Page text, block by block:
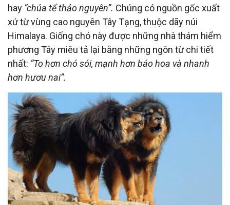
hay “chúa tể thảo nguyên”. Chúng có nguồn gốc xuất
xứ từ vùng cao nguyên Tây Tạng, thuộc dãy núi
Himalaya. Giống chó này được những nhà thám hiểm
phương Tây miêu tả lại bằng những ngôn từ chi tiết
nhất: “To hơn chó sói, mạnh hơn báo hoa và nhanh
hơn hươu nai”.